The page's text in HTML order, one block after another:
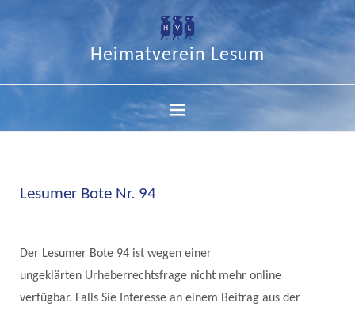
Heimatverein Lesum
Lesumer Bote Nr. 94
Der Lesumer Bote 94 ist wegen einer
ungeklärten Urheberrechtsfrage nicht mehr online
verfügbar. Falls Sie Interesse an einem Beitrag aus der